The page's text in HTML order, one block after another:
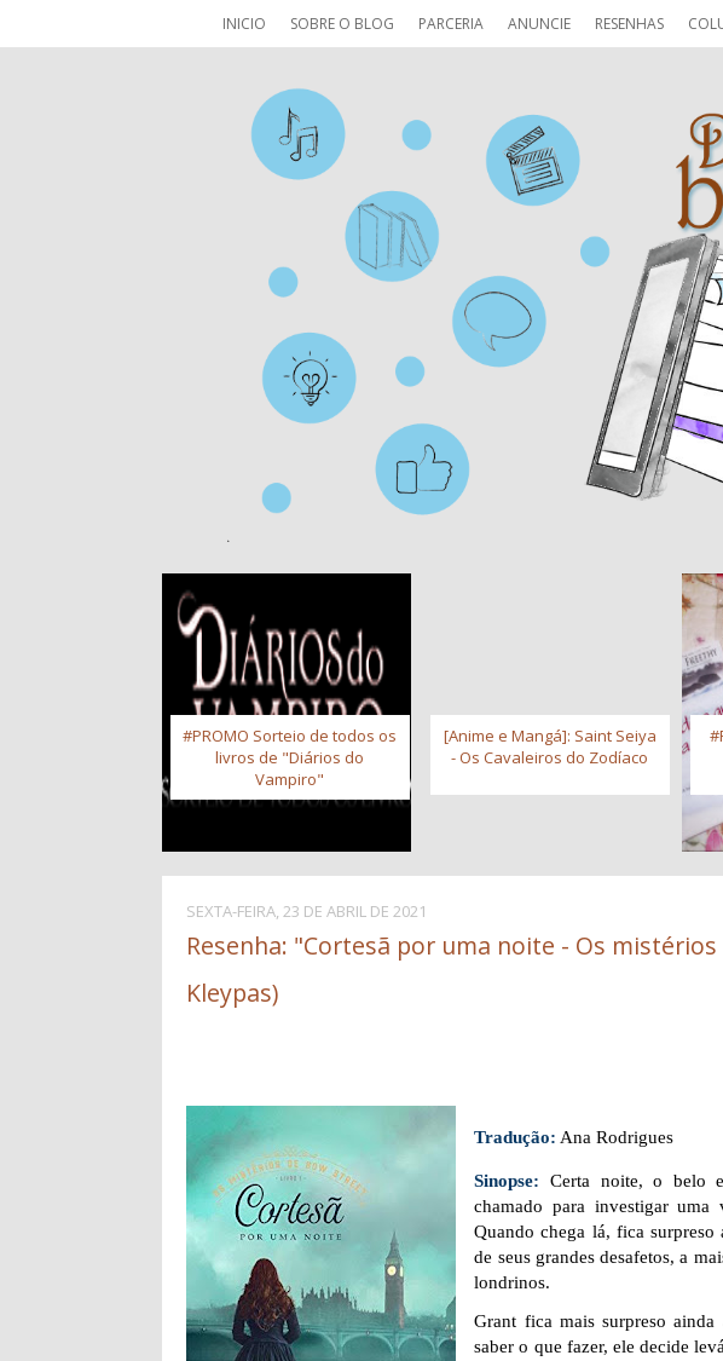
INICIO SOBRE O BLOG PARCERIA ANUNCIE RESENHAS
#PROMO Sorteio de todos os
livros de "Diários do
Vampiro"
[Anime e Mangá]: Saint Seiya
- Os Cavaleiros do Zodíaco
SEXTA-FEIRA, 23 DE ABRIL DE 2021
Resenha: "Cortesã por uma noite - Os
Kleypas)
Tradução: Ana Rodrigues
Sinopse: Certa noite, o belo
chamado para investigar
Quando chega lá, fica
de seus grandes desafetos, a
londrinos.
Grant fica mais surpreso
saber o que fazer, ele decide